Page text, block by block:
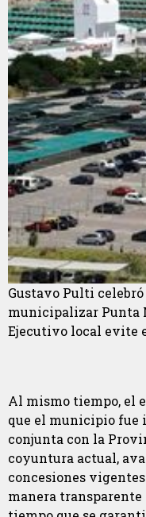
Gustavo Pulti
municipalizar Punta
Ejecutivo local evite
Al mismo tiempo, el
que el municipio fue
conjunta con la
coyuntura actual,
concesiones
manera